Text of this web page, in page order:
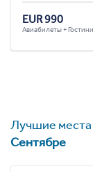
EUR 990
Авиабилеты +
Лучшие
Сентябре